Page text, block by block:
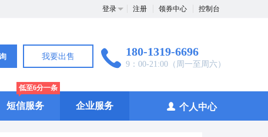
登录 注册 领券中心 控制台
我要出售 180-1319-6696
9：00-21:00（周一至周六）
短信服务
低至6分一条
企业服务 个人中心